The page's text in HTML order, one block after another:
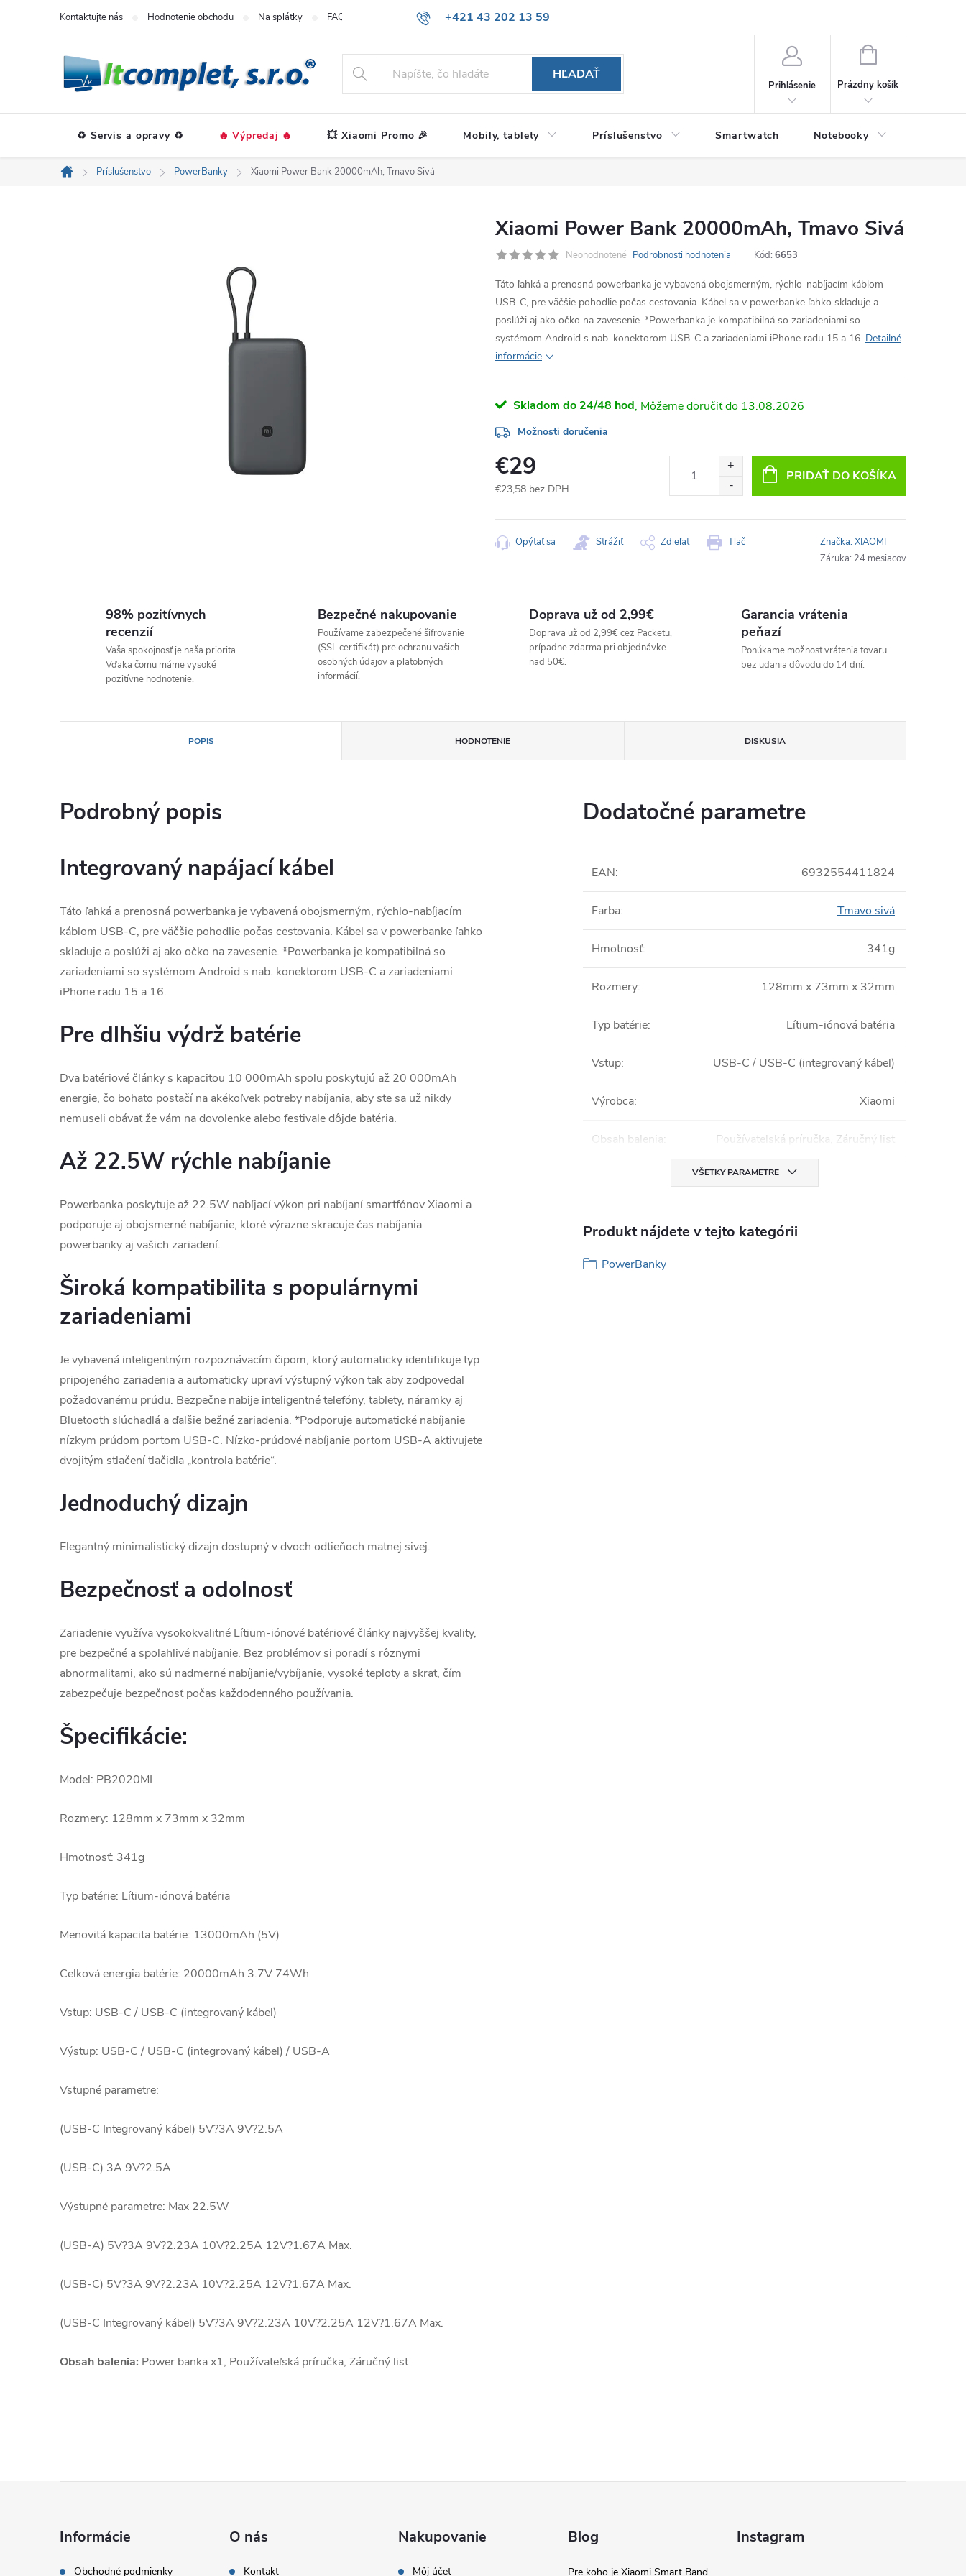
+421 43 202 13 59
Kontaktujte nás Hodnotenie obchodu Na splátky FAQ
HĽADAŤ
Prihlásenie
NÁKUPNÝ
Prázdny košík
♻️ Servis a opravy ♻️ 🔥 Výpredaj 🔥 💥 Xiaomi Promo 🎉 Mobily, tablety Príslušenstvo Smartwatch Notebooky
Domov
Príslušenstvo PowerBanky Xiaomi Power Bank 20000mAh, Tmavo Sivá
Xiaomi Power Bank 20000mAh, Tmavo Sivá
Neohodnotené Podrobnosti hodnotenia Kód: 6653
Táto ľahká a prenosná powerbanka je vybavená obojsmerným, rýchlo-nabíjacím káblom
USB-C, pre väčšie pohodlie počas cestovania. Kábel sa v powerbanke ľahko skladuje a
poslúži aj ako očko na zavesenie. *Powerbanka je kompatibilná so zariadeniami so
systémom Android s nab. konektorom USB-C a zariadeniami iPhone radu 15 a 16. Detailné
informácie
Skladom do 24/48 hod 13.08.2026
Možnosti doručenia
€29
€23,58 bez DPH
cena:
PRIDAŤ DO KOŠÍKA
Tlač
Opýtať sa Strážiť Zdieľať Značka:XIAOMI
Záruka: 24 mesiacov
98% pozitívnych
recenzií
Vaša spokojnosť je naša priorita.
Vďaka čomu máme vysoké
pozitívne hodnotenie.
Bezpečné nakupovanie
Používame zabezpečené šifrovanie
(SSL certifikát) pre ochranu vašich
osobných údajov a platobných
informácií.
Doprava už od 2,99€
Doprava už od 2,99€ cez Packetu,
prípadne zdarma pri objednávke
nad 50€.
Garancia vrátenia
peňazí
Ponúkame možnosť vrátenia tovaru
bez udania dôvodu do 14 dní.
POPIS HODNOTENIE DISKUSIA
Podrobný popis
Integrovaný napájací kábel
Táto ľahká a prenosná powerbanka je vybavená obojsmerným, rýchlo-nabíjacím
káblom USB-C, pre väčšie pohodlie počas cestovania. Kábel sa v powerbanke ľahko
skladuje a poslúži aj ako očko na zavesenie. *Powerbanka je kompatibilná so
zariadeniami so systémom Android s nab. konektorom USB-C a zariadeniami
iPhone radu 15 a 16.
Pre dlhšiu výdrž batérie
Dva batériové články s kapacitou 10 000mAh spolu poskytujú až 20 000mAh
energie, čo bohato postačí na akékoľvek potreby nabíjania, aby ste sa už nikdy
nemuseli obávať že vám na dovolenke alebo festivale dôjde batéria.
Až 22.5W rýchle nabíjanie
Powerbanka poskytuje až 22.5W nabíjací výkon pri nabíjaní smartfónov Xiaomi a
podporuje aj obojsmerné nabíjanie, ktoré výrazne skracuje čas nabíjania
powerbanky aj vašich zariadení.
Široká kompatibilita s populárnymi
zariadeniami
Je vybavená inteligentným rozpoznávacím čipom, ktorý automaticky identifikuje typ
pripojeného zariadenia a automaticky upraví výstupný výkon tak aby zodpovedal
požadovanému prúdu. Bezpečne nabije inteligentné telefóny, tablety, náramky aj
Bluetooth slúchadlá a ďalšie bežné zariadenia. *Podporuje automatické nabíjanie
nízkym prúdom portom USB-C. Nízko-prúdové nabíjanie portom USB-A aktivujete
dvojitým stlačení tlačidla „kontrola batérie“.
Jednoduchý dizajn
Elegantný minimalistický dizajn dostupný v dvoch odtieňoch matnej sivej.
Bezpečnosť a odolnosť
Zariadenie využíva vysokokvalitné Lítium-iónové batériové články najvyššej kvality,
pre bezpečné a spoľahlivé nabíjanie. Bez problémov si poradí s rôznymi
abnormalitami, ako sú nadmerné nabíjanie/vybíjanie, vysoké teploty a skrat, čím
zabezpečuje bezpečnosť počas každodenného používania.
Špecifikácie:
Model: PB2020MI
Rozmery: 128mm x 73mm x 32mm
Hmotnosť: 341g
Typ batérie: Lítium-iónová batéria
Menovitá kapacita batérie: 13000mAh (5V)
Celková energia batérie: 20000mAh 3.7V 74Wh
Vstup: USB-C / USB-C (integrovaný kábel)
Výstup: USB-C / USB-C (integrovaný kábel) / USB-A
Vstupné parametre:
(USB-C Integrovaný kábel) 5V?3A 9V?2.5A
(USB-C) 3A 9V?2.5A
Výstupné parametre: Max 22.5W
(USB-A) 5V?3A 9V?2.23A 10V?2.25A 12V?1.67A Max.
(USB-C) 5V?3A 9V?2.23A 10V?2.25A 12V?1.67A Max.
(USB-C Integrovaný kábel) 5V?3A 9V?2.23A 10V?2.25A 12V?1.67A Max.
Obsah balenia: Power banka x1, Používateľská príručka, Záručný list
Dodatočné parametre
EAN: 6932554411824
Farba: Tmavo sivá
Hmotnosť: 341g
Rozmery: 128mm x 73mm x 32mm
Typ batérie: Lítium-iónová batéria
Vstup: USB-C / USB-C (integrovaný kábel)
Výrobca: Xiaomi
Obsah balenia: Používateľská príručka, Záručný list
VŠETKY PARAMETRE
Produkt nájdete v tejto kategórii
PowerBanky
Informácie
Obchodné podmienky
O nás
Kontakt
Nakupovanie
Môj účet
Blog
Pre koho je Xiaomi Smart Band
Instagram